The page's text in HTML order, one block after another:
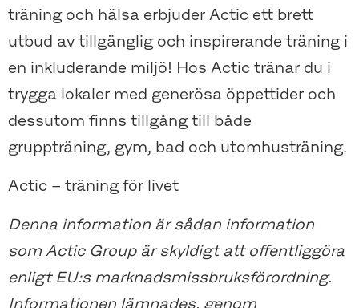
träning och hälsa erbjuder Actic ett brett
utbud av tillgänglig och inspirerande träning i
en inkluderande miljö! Hos Actic tränar du i
trygga lokaler med generösa öppettider och
dessutom finns tillgång till både
gruppträning, gym, bad och utomhusträning.
Actic – träning för livet
Denna information är sådan information
som Actic Group är skyldigt att offentliggöra
enligt EU:s marknadsmissbruksförordning.
Informationen lämnades, genom